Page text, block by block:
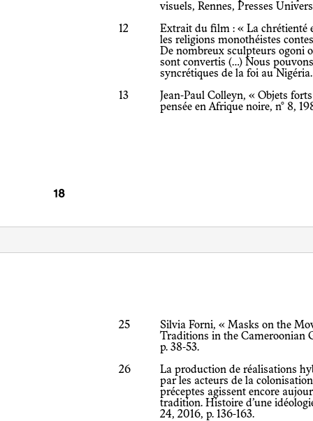
visuels, Rennes, Presses
12
Extrait du film : « La chrétienté
les religions monothéistes
De nombreux sculpteurs ogoni
sont convertis (…) Nous
syncrétiques de la foi au
13
Jean-Paul Colleyn, « Objets
pensée en Afrique noire, n° 8,
25
Silvia Forni, « Masks on the
Traditions in the Cameroonian
p. 38-53.
26
La production de réalisations
par les acteurs de la
préceptes agissent encore
tradition. Histoire d’une
24, 2016, p. 136-163.